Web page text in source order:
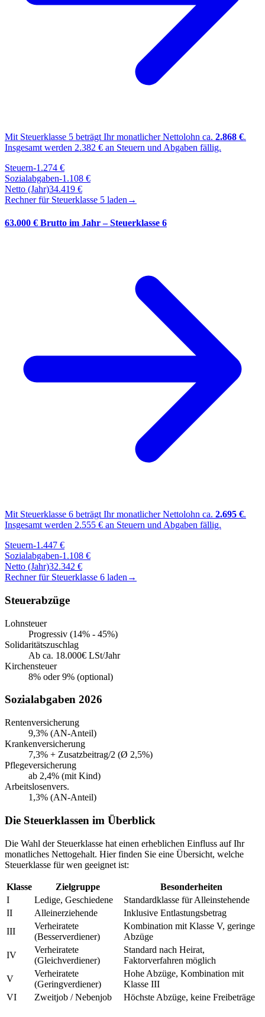
Mit Steuerklasse 5 beträgt Ihr monatlicher Nettolohn ca. 2.868 €.
Insgesamt werden 2.382 € an Steuern und Abgaben fällig.
Steuern-1.274 €
Sozialabgaben-1.108 €
Netto (Jahr)34.419 €
Rechner für Steuerklasse 5 laden →
63.000 € Brutto im Jahr – Steuerklasse 6
Mit Steuerklasse 6 beträgt Ihr monatlicher Nettolohn ca. 2.695 €.
Insgesamt werden 2.555 € an Steuern und Abgaben fällig.
Steuern-1.447 €
Sozialabgaben-1.108 €
Netto (Jahr)32.342 €
Rechner für Steuerklasse 6 laden →
Steuerabzüge
Lohnsteuer
Progressiv (14% - 45%)
Solidaritätszuschlag
Ab ca. 18.000€ LSt/Jahr
Kirchensteuer
8% oder 9% (optional)
Sozialabgaben 2026
Rentenversicherung
9,3% (AN-Anteil)
Krankenversicherung
7,3% + Zusatzbeitrag/2 (Ø 2,5%)
Pflegeversicherung
ab 2,4% (mit Kind)
Arbeitslosenvers.
1,3% (AN-Anteil)
Die Steuerklassen im Überblick
Die Wahl der Steuerklasse hat einen erheblichen Einfluss auf Ihr
monatliches Nettogehalt. Hier finden Sie eine Übersicht, welche
Steuerklasse für wen geeignet ist:
Klasse Zielgruppe
Besonderheiten
I
Ledige, Geschiedene
Standardklasse für Alleinstehende
II
Alleinerziehende
Inklusive Entlastungsbetrag
III
Verheiratete
(Besserverdiener)
Kombination mit Klasse V, geringe
Abzüge
IV
Verheiratete
(Gleichverdiener)
Standard nach Heirat,
Faktorverfahren möglich
V
Verheiratete
(Geringverdiener)
Hohe Abzüge, Kombination mit
Klasse III
VI
Zweitjob / Nebenjob Höchste Abzüge, keine Freibeträge